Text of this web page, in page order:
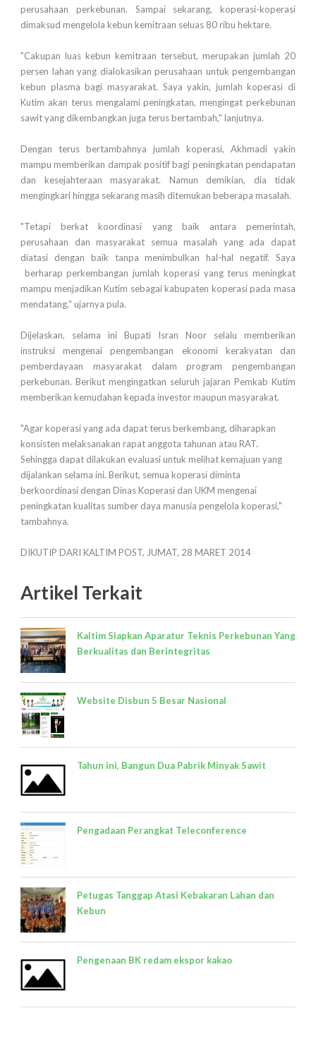
perusahaan perkebunan. Sampai sekarang, koperasi-koperasi
dimaksud mengelola kebun kemitraan seluas 80 ribu hektare.
"Cakupan luas kebun kemitraan tersebut, merupakan jumlah 20
persen lahan yang dialokasikan perusahaan untuk pengembangan
kebun plasma bagi masyarakat. Saya yakin, jumlah koperasi di
Kutim akan terus mengalami peningkatan, mengingat perkebunan
sawit yang dikembangkan juga terus bertambah," lanjutnya.
Dengan terus bertambahnya jumlah koperasi, Akhmadi yakin
mampu memberikan dampak positif bagi peningkatan pendapatan
dan kesejahteraan masyarakat. Namun demikian, dia tidak
mengingkari hingga sekarang masih ditemukan beberapa masalah.
"Tetapi berkat koordinasi yang baik antara pemerintah,
perusahaan dan masyarakat semua masalah yang ada dapat
diatasi dengan baik tanpa menimbulkan hal-hal negatif. Saya
berharap perkembangan jumlah koperasi yang terus meningkat
mampu menjadikan Kutim sebagai kabupaten koperasi pada masa
mendatang," ujarnya pula.
Dijelaskan, selama ini Bupati Isran Noor selalu memberikan
instruksi mengenai pengembangan ekonomi kerakyatan dan
pemberdayaan masyarakat dalam program pengembangan
perkebunan. Berikut mengingatkan seluruh jajaran Pemkab Kutim
memberikan kemudahan kepada investor maupun masyarakat.
"Agar koperasi yang ada dapat terus berkembang, diharapkan
konsisten melaksanakan rapat anggota tahunan atau RAT.
Sehingga dapat dilakukan evaluasi untuk melihat kemajuan yang
dijalankan selama ini. Berikut, semua koperasi diminta
berkoordinasi dengan Dinas Koperasi dan UKM mengenai
peningkatan kualitas sumber daya manusia pengelola koperasi,"
tambahnya.
DIKUTIP DARI KALTIM POST, JUMAT, 28 MARET 2014
Artikel Terkait
Kaltim Siapkan Aparatur Teknis Perkebunan Yang
Berkualitas dan Berintegritas
Website Disbun 5 Besar Nasional
Tahun ini, Bangun Dua Pabrik Minyak Sawit
Pengadaan Perangkat Teleconference
Petugas Tanggap Atasi Kebakaran Lahan dan
Kebun
Pengenaan BK redam ekspor kakao